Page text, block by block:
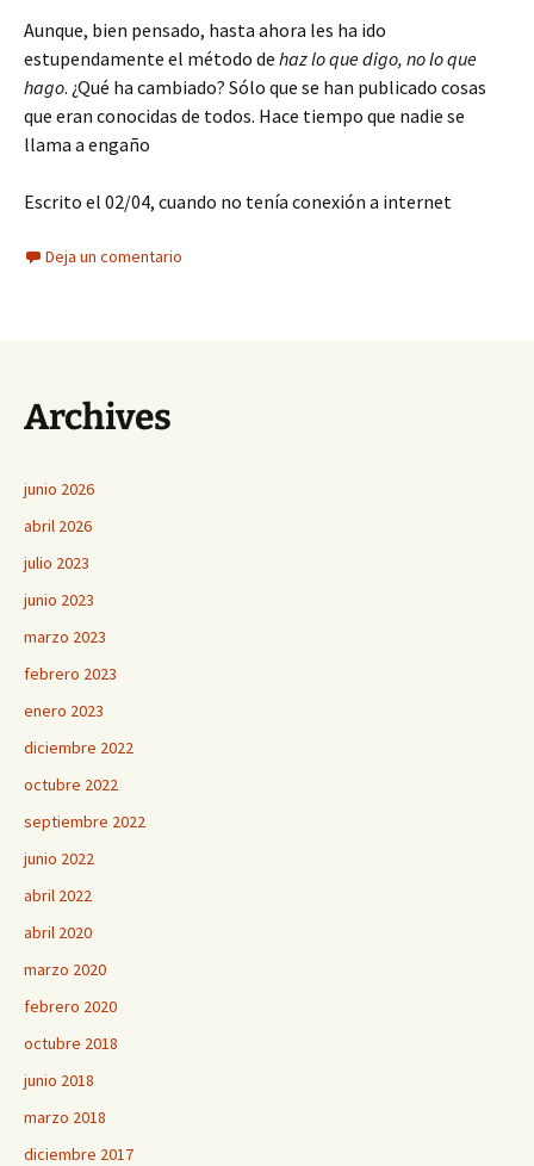
Aunque, bien pensado, hasta ahora les ha ido
estupendamente el método de haz lo que digo, no lo que
hago. ¿Qué ha cambiado? Sólo que se han publicado cosas
que eran conocidas de todos. Hace tiempo que nadie se
llama a engaño
Escrito el 02/04, cuando no tenía conexión a internet
Deja un comentario
Archives
junio 2026
abril 2026
julio 2023
junio 2023
marzo 2023
febrero 2023
enero 2023
diciembre 2022
octubre 2022
septiembre 2022
junio 2022
abril 2022
abril 2020
marzo 2020
febrero 2020
octubre 2018
junio 2018
marzo 2018
diciembre 2017